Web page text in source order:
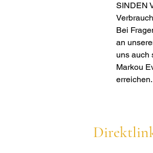
SINDEN
Bei
an
uns auch
Markou
erreichen.